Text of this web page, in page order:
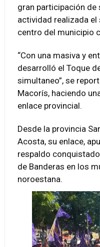
gran participación de
actividad realizada el
centro del municipio
“Con una masiva y
desarrolló el Toque
simultaneo”, se
Macorís, haciendo
enlace provincial.
Desde la provincia
Acosta, su enlace,
respaldo
de Banderas en los
noroestana.